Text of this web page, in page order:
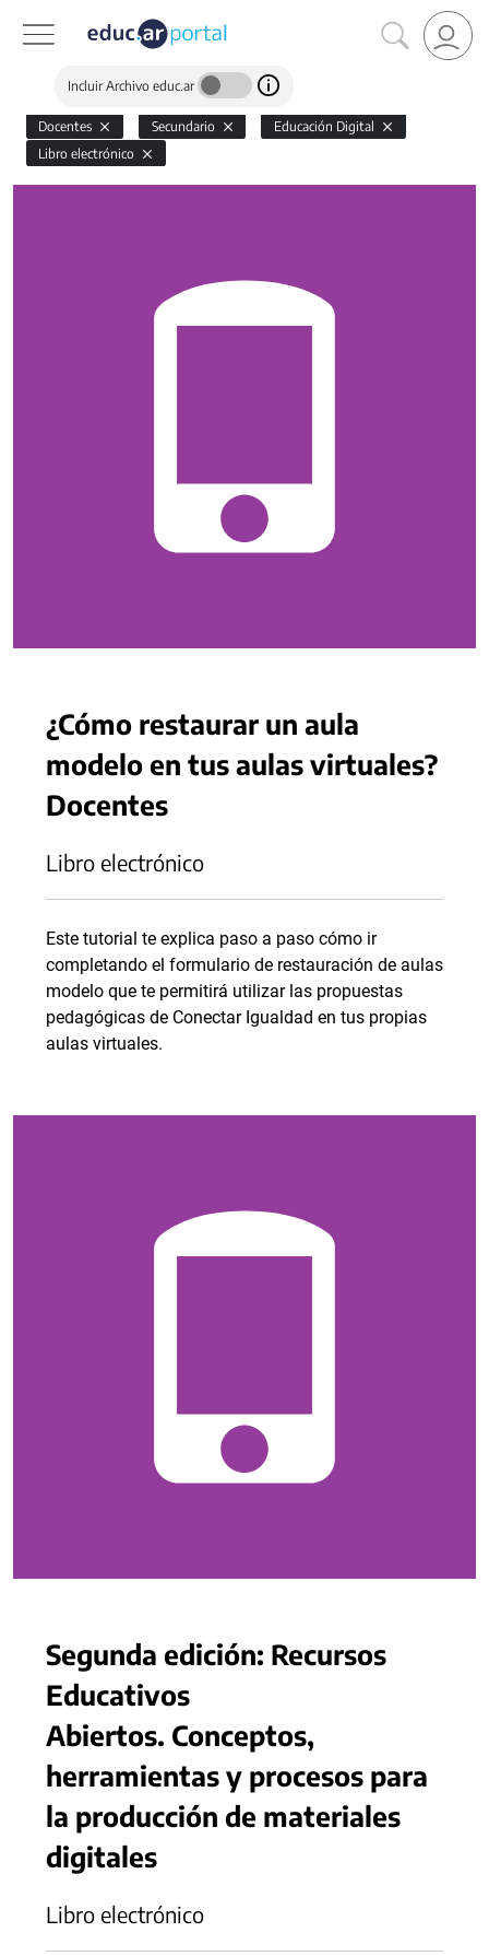
Incluir Archivo educ.ar
Docentes Secundario
Educación Digital
Libro electrónico
¿Cómo restaurar un aula
modelo en tus aulas virtuales?
Docentes
Libro electrónico
Este tutorial te explica paso a paso cómo ir
completando el formulario de restauración de aulas
modelo que te permitirá utilizar las propuestas
pedagógicas de Conectar Igualdad en tus propias
aulas virtuales.
Segunda edición: Recursos
Educativos
Abiertos. Conceptos,
herramientas y procesos para
la producción de materiales
digitales
Libro electrónico